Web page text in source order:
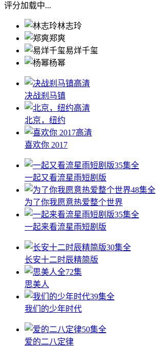
评分加载中...
林志玲
郑爽
易烊千玺
杨幂
高清
决战刹马镇
高清
北京，纽约
高清
喜欢你 2017
35集全
一起又看流星雨短剧版
48集全
为了你我愿意热爱整个世界
35集全
一起来看流星雨短剧版
30集全
长安十二时辰精简版
全72集
思美人
39集全
我们的少年时代
50集全
爱的二八定律